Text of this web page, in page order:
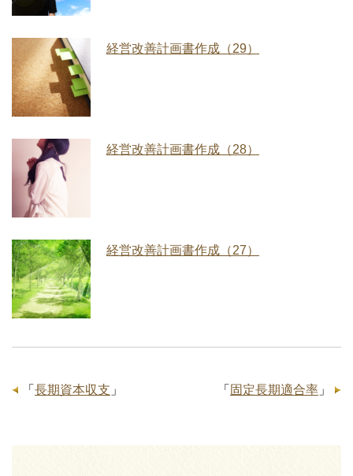
経営改善計画書作成（29）
経営改善計画書作成（28）
経営改善計画書作成（27）
「 固定長期適合率 」
「 長期資本収支 」